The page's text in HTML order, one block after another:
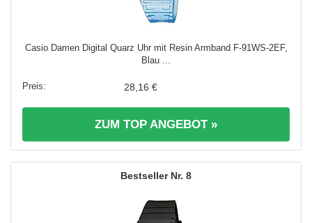
Casio Damen Digital Quarz Uhr mit Resin Armband F-91WS-2EF,
Blau ...
28,16 €
ZUM TOP ANGEBOT »
8